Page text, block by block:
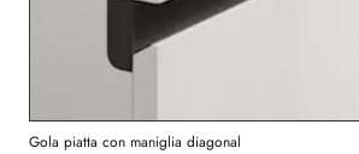
Gola piatta con maniglia diagonal